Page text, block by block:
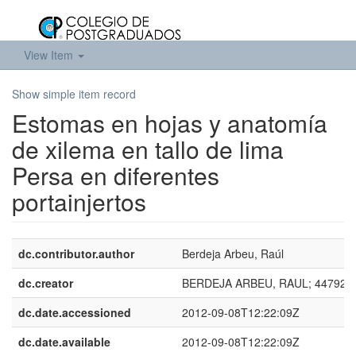
View Item
Show simple item record
Estomas en hojas y anatomía
de xilema en tallo de lima
Persa en diferentes
portainjertos
dc.contributor.author
Berdeja Arbeu, Raúl
dc.creator
BERDEJA ARBEU, RAUL; 44792
dc.date.accessioned
2012-09-08T12:22:09Z
dc.date.available
2012-09-08T12:22:09Z